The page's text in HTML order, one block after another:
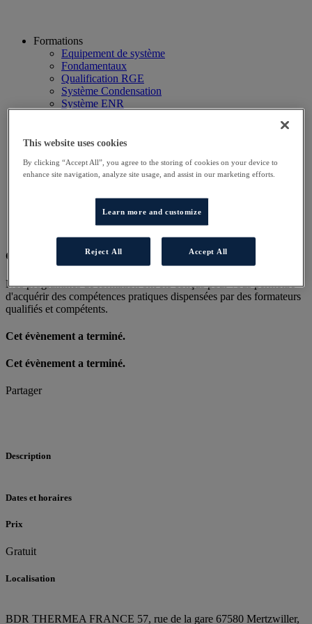
Formations
Equipement de système
Fondamentaux
Qualification RGE
Système Condensation
Système ENR
Webinaire
Hôtels
Planning
Particulier
Professionnel
Cet évènement a terminé.
Nos programmes de formation ont été conçus pour vous permettre
d'acquérir des compétences pratiques dispensées par des formateurs
qualifiés et compétents.
Cet évènement a terminé.
Cet évènement a terminé.
Partager
Description
Dates et horaires
Prix
Gratuit
Localisation
BDR THERMEA FRANCE 57, rue de la gare 67580 Mertzwiller,
This website uses cookies
By clicking “Accept All”, you agree to the storing of cookies on your device to
enhance site navigation, analyze site usage, and assist in our marketing efforts.
Learn more and customize
Reject All Accept All